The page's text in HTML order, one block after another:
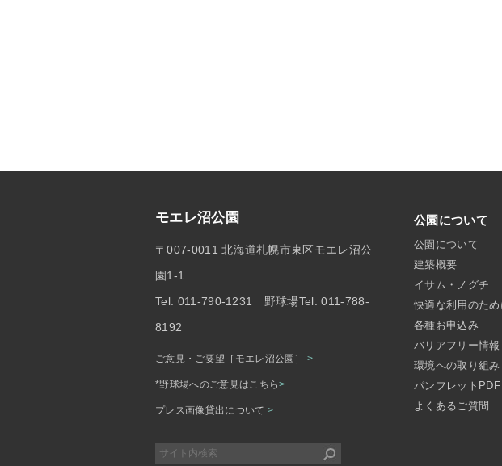
モエレ沼公園
〒007-0011 北海道札幌市東区モエレ沼公
園1-1
Tel: 011-790-1231 野球場Tel: 011-788-
8192
ご意見・ご要望［モエレ沼公園］>
*野球場へのご意見はこちら>
プレス画像貸出について >
公園について
公園について
建築概要
イサム・ノグチ
快適な利用のため
各種お申込み
バリアフリー情報
環境への取り組み
パンフレットPDF
よくあるご質問